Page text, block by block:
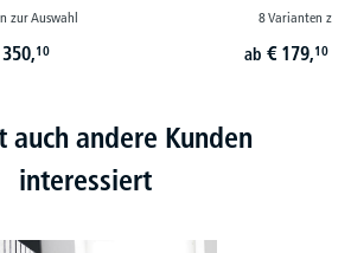
zur Auswahl
350,10
8 Varianten zur
ab € 179,10
auch andere Kunden
interessiert